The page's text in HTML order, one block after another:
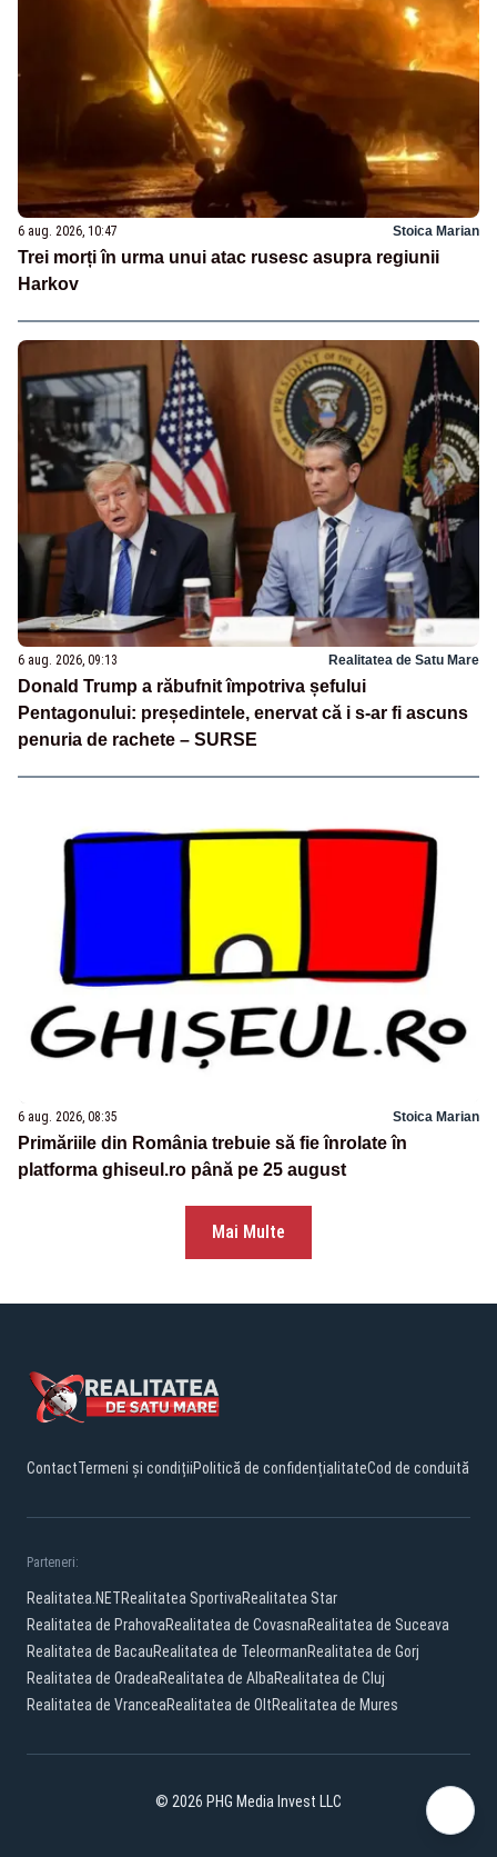
6 aug. 2026, 10:47 Stoica Marian
Trei morți în urma unui atac rusesc asupra regiunii
Harkov
6 aug. 2026, 09:13 Realitatea de Satu Mare
Donald Trump a răbufnit împotriva șefului
Pentagonului: președintele, enervat că i s-ar fi ascuns
penuria de rachete – SURSE
6 aug. 2026, 08:35 Stoica Marian
Primăriile din România trebuie să fie înrolate în
platforma ghiseul.ro până pe 25 august
Mai Multe
ContactTermeni și condițiiPolitică de confidențialitateCod de conduită
Parteneri:
Realitatea.NETRealitatea SportivaRealitatea Star
Realitatea de PrahovaRealitatea de CovasnaRealitatea de Suceava
Realitatea de BacauRealitatea de TeleormanRealitatea de Gorj
Realitatea de OradeaRealitatea de AlbaRealitatea de Cluj
Realitatea de VranceaRealitatea de OltRealitatea de Mures
© 2026 PHG Media Invest LLC